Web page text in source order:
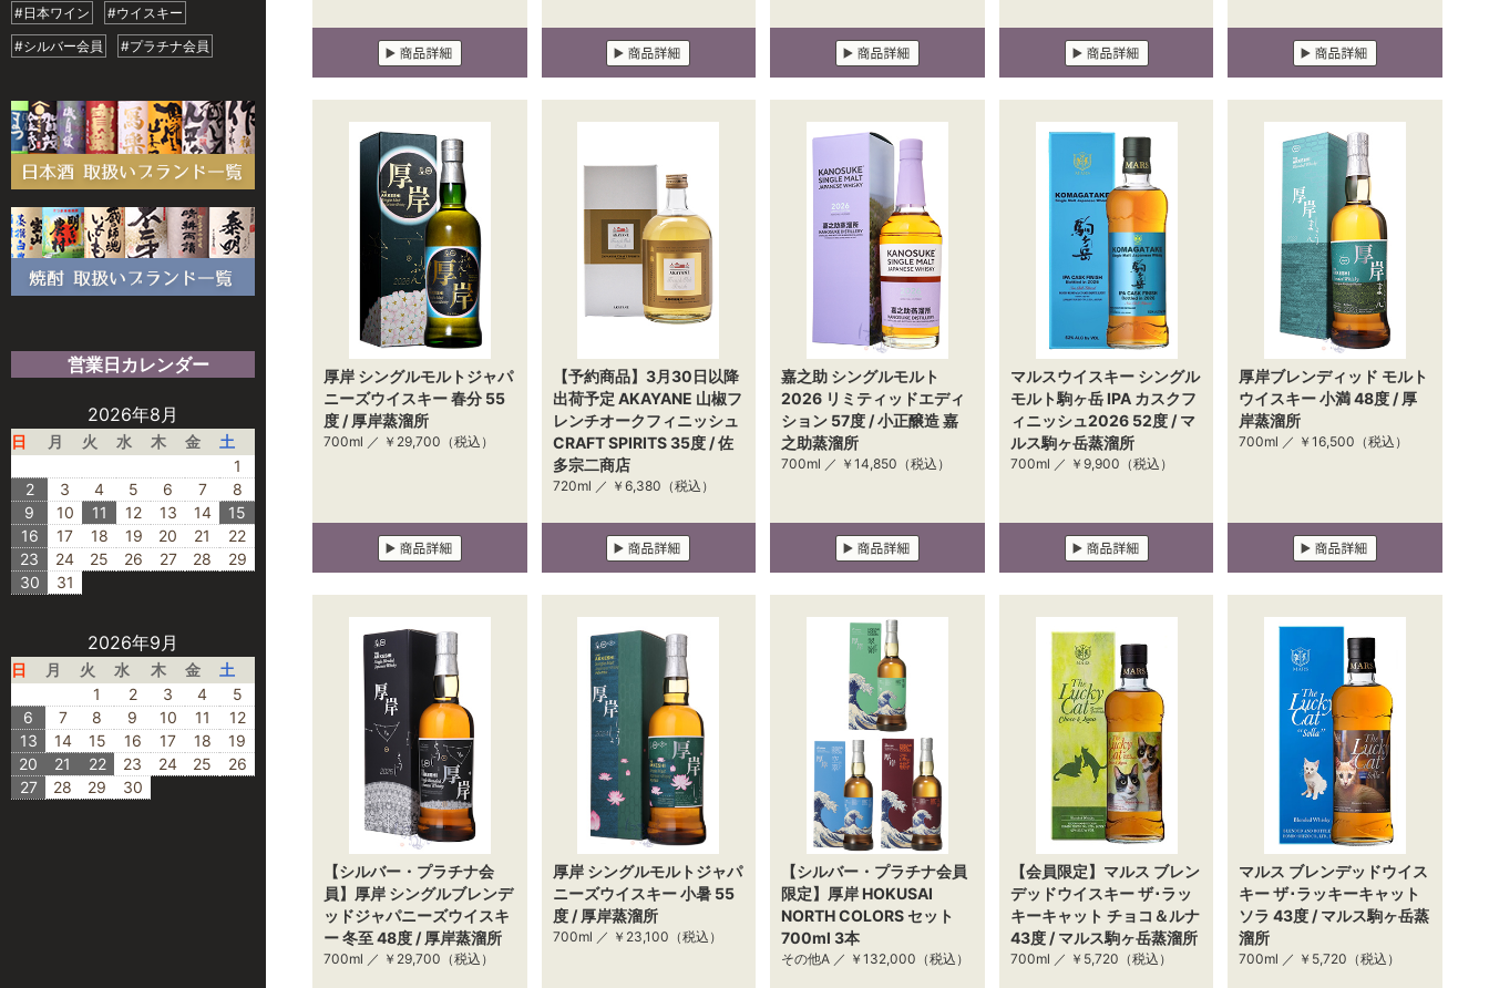
#日本ワイン
#ウイスキー
#シルバー会員
#プラチナ会員
営業日カレンダー
2026年8月
日 月 火 水 木 金
土
1
2
3 4 5 6 7
8
9
10 11 12 13 14
15
16
17 18 19 20 21
22
23
24 25 26 27 28
29
30
31
2026年9月
日 月 火 水 木 金
土
1
2 3 4
5
6
7 8 9 10 11
12
13
14 15 16 17 18
19
20
21 22 23 24 25
26
27
28 29 30
厚岸 シングルモルトジャパ
ニーズウイスキー 春分 55
度 / 厚岸蒸溜所
700ml ／ ￥29,700 （税込）
【予約商品】3月30日以降
出荷予定 AKAYANE 山椒フ
レンチオークフィニッシュ
CRAFT SPIRITS 35度 / 佐
多宗二商店
720ml ／ ￥6,380 （税込）
嘉之助 シングルモルト
2026 リミティッドエディ
ション 57度 / 小正醸造 嘉
之助蒸溜所
700ml ／ ￥14,850 （税込）
マルスウイスキー シングル
モルト駒ヶ岳 IPA カスクフ
ィニッシュ2026 52度 / マ
ルス駒ヶ岳蒸溜所
700ml ／ ￥9,900 （税込）
厚岸ブレンディッド モルト
ウイスキー 小満 48度 / 厚
岸蒸溜所
700ml ／ ￥16,500 （税込）
【シルバー・プラチナ会
員】厚岸 シングルブレンデ
ッドジャパニーズウイスキ
ー 冬至 48度 / 厚岸蒸溜所
700ml ／ ￥29,700 （税込）
厚岸 シングルモルトジャパ
ニーズウイスキー 小暑 55
度 / 厚岸蒸溜所
700ml ／ ￥23,100 （税込）
【シルバー・プラチナ会員
限定】厚岸 HOKUSAI
NORTH COLORS セット
700ml 3本
その他A ／ ￥132,000 （税込）
【会員限定】マルス ブレン
デッドウイスキー ザ･ラッ
キーキャット チョコ＆ルナ
43度 / マルス駒ヶ岳蒸溜所
700ml ／ ￥5,720 （税込）
マルス ブレンデッドウイス
キー ザ･ラッキーキャット
ソラ 43度 / マルス駒ヶ岳蒸
溜所
700ml ／ ￥5,720 （税込）